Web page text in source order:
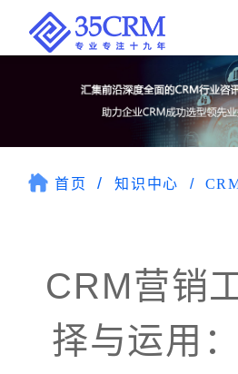
首页 知识中心
CRM营销
择与运用